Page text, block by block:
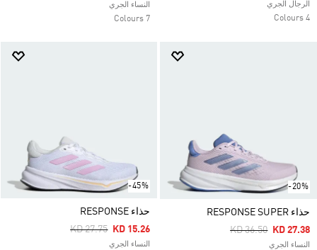
الرجال الجري
4 Colours
النساء الجري
7 Colours
-20%
حذاء RESPONSE SUPER
Price Reduced
KD 36.50ToKD 27.38
النساء الجري
-45%
حذاء RESPONSE
Price Reduced From
KD 27.75ToKD 15.26
النساء الجري